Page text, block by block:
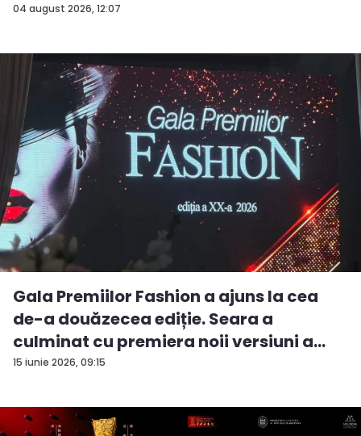
04 august 2026, 12:07
15 iunie 2026, 09:15
Gala Premiilor Fashion a ajuns la cea
de-a douăzecea ediție. Seara a
culminat cu premiera noii versiuni a
pie...